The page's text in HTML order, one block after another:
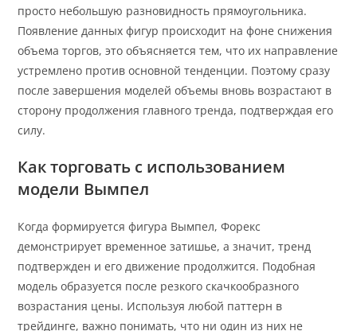
просто небольшую разновидность прямоугольника.
Появление данных фигур происходит на фоне снижения
объема торгов, это объясняется тем, что их направление
устремлено против основной тенденции. Поэтому сразу
после завершения моделей объемы вновь возрастают в
сторону продолжения главного тренда, подтверждая его
силу.
Как торговать с использованием
модели Вымпел
Когда формируется фигура Вымпел, Форекс
демонстрирует временное затишье, а значит, тренд
подтвержден и его движение продолжится. Подобная
модель образуется после резкого скачкообразного
возрастания цены. Используя любой паттерн в
трейдинге, важно понимать, что ни один из них не